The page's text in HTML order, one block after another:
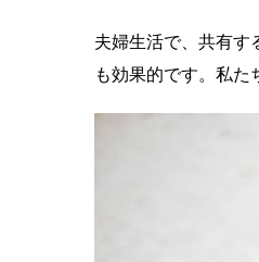
夫婦生活で、共有す
も効果的です。私た